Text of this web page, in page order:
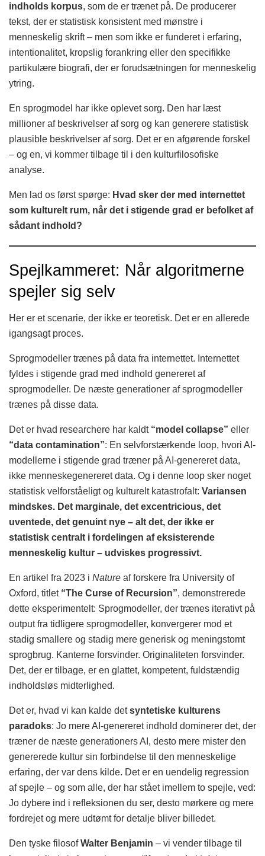
indholds korpus, som de er trænet på. De producerer
tekst, der er statistisk konsistent med mønstre i
menneskelig skrift – men som ikke er funderet i erfaring,
intentionalitet, kropslig forankring eller den specifikke
partikulære biografi, der er forudsætningen for menneskelig
ytring.
En sprogmodel har ikke oplevet sorg. Den har læst
millioner af beskrivelser af sorg og kan generere statistisk
plausible beskrivelser af sorg. Det er en afgørende forskel
– og en, vi kommer tilbage til i den kulturfilosofiske
analyse.
Men lad os først spørge: Hvad sker der med internettet
som kulturelt rum, når det i stigende grad er befolket af
sådant indhold?
Spejlkammeret: Når algoritmerne
spejler sig selv
Her er et scenarie, der ikke er teoretisk. Det er en allerede
igangsagt proces.
Sprogmodeller trænes på data fra internettet. Internettet
fyldes i stigende grad med indhold genereret af
sprogmodeller. De næste generationer af sprogmodeller
trænes på disse data.
Det er hvad researchere har kaldt “model collapse” eller
“data contamination”: En selvforstærkende loop, hvori AI-
modellerne i stigende grad træner på AI-genereret data,
ikke menneskegenereret data. Og i denne loop sker noget
statistisk velforståeligt og kulturelt katastrofalt: Variansen
mindskes. Det marginale, det excentricious, det
uventede, det genuint nye – alt det, der ikke er
statistisk centralt i fordelingen af eksisterende
menneskelig kultur – udviskes progressivt.
En artikel fra 2023 i Nature af forskere fra University of
Oxford, titlet “The Curse of Recursion”, demonstrerede
dette eksperimentelt: Sprogmodeller, der trænes iterativt på
output fra tidligere sprogmodeller, konvergerer mod et
stadig smallere og stadig mere generisk og meningstomt
sprogbrug. Kanterne forsvinder. Originaliteten forsvinder.
Det, der er tilbage, er en glattet, kompetent, fuldstændig
indholdsløs midterlighed.
Det er, hvad vi kan kalde detsyntetiske kulturens
paradoks: Jo mere AI-genereret indhold dominerer det, der
træner de næste generationers AI, desto mere mister den
genererede kultur sin forbindelse til den menneskelige
erfaring, der var dens kilde. Det er en uendelig regression
af spejle – og som alle, der har stået imellem to spejle, ved:
Jo dybere ind i refleksionen du ser, desto mørkere og mere
fordrejet og mere udtømt for detalje bliver billedet.
Den tyske filosofWalter Benjamin – vi vender tilbage til